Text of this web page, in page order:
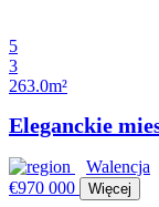
5
3
263.0m²
Eleganckie
Walencja
€970 000
Więcej